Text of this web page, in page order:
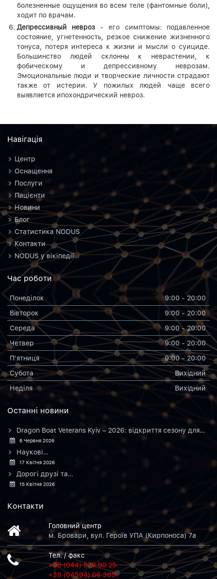
болезненные ощущения во всем теле (фантомные боли),
ходит по врачам.
Депрессивный невроз - его симптомы: подавленное
состояние, угнетенность, резкое снижение жизненного
тонуса, потеря интереса к жизни и мысли о суициде.
Большинство людей склонны к неврастении, к
фобическому и депрессивному неврозам.
Эмоциональные люди и творческие личности страдают
также от истерии. У пожилых людей чаще всего
выявляется ипохондрический невроз.
Навiгацiя
Центр
Оснащення
Послуги
Пацієнти
Новини
Блог
Статистика NODUS
Контакти
NODUS у вікіпедії
Час роботи
Понеділок
9:00 - 20:00
Вiвторок
9:00 - 20:00
Середа
9:00 - 20:00
Четвер
9:00 - 20:00
П'ятниця
9:00 - 20:00
Субота
Вихiдний
Неділя
Вихiдний
Останнi новини
Dragon Boat Veterans Kyiv – 2026: відкриття сезону для…
6 Червня 2026
Наукові…
17 Квітня 2026
Дорогі друзі та…
15 Квітня 2026
Контакти
Головний центр
м. Бровари, вул. Героїв УПА (Кирпоноса) 7а
Тел. / факс
+38 (044) 579 90 25
+38 (04594) 66 365